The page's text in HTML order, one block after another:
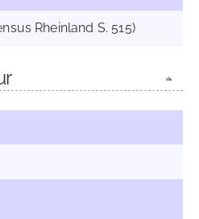
Rheinland S. 515)